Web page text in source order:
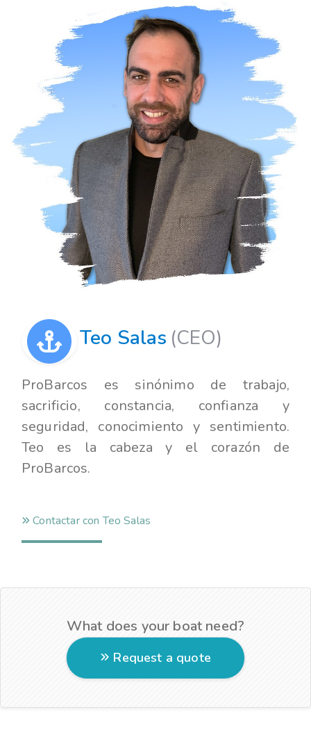
Teo Salas (CEO)
ProBarcos es sinónimo de trabajo,
sacrificio, constancia, confianza y
seguridad, conocimiento y sentimiento.
Teo es la cabeza y el corazón de
ProBarcos.
Contactar con Teo Salas
What does your boat need?
Request a quote